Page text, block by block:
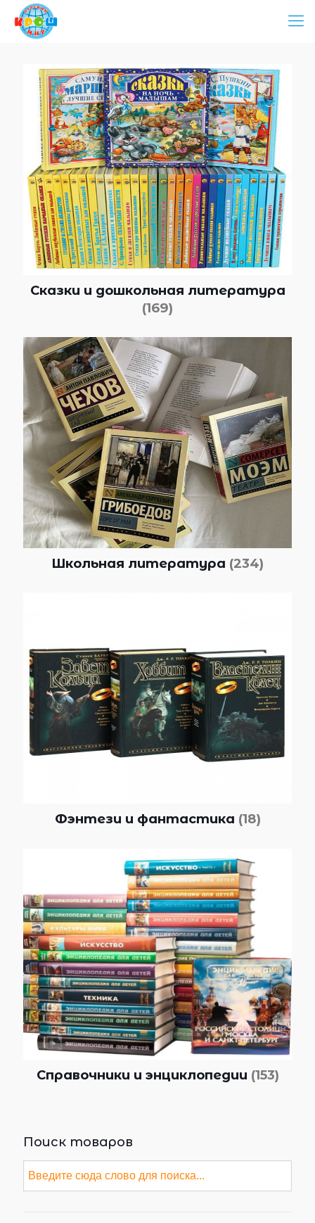
Сказки и дошкольная литература
(169)
Школьная литература (234)
Фэнтези и фантастика (18)
Справочники и энциклопедии (153)
Поиск товаров